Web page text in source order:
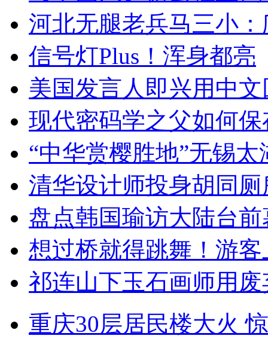
河北无腿老兵马三小
信号灯Plus！浑身都亮
美国发言人即兴用中
现代密码学之父如何
“中华赏樱胜地”无锡
清华设计师投身胡同
盘点韩国瑜访大陆台
想过桥就得跳舞！游客
祁连山下玉石画师用
重庆30层居民楼大火